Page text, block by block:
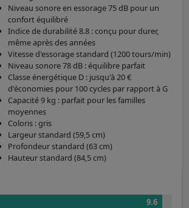
Niveau sonore en essorage 75 dB pour un
confort équilibré
Indice de durabilité 8.8 : conçu pour durer,
même après des années
Vitesse d'essorage standard (1200 tours/min)
Niveau sonore 78 dB : équilibre parfait
Classe énergétique D : jusqu'à 20 €
d'économies pour 100 cycles par rapport à G
Capacité 9 kg : parfait pour les familles
moyennes
Coloris : gris
Largeur standard (59,5 cm)
Profondeur standard (63 cm)
Hauteur standard (84,5 cm)
9.6